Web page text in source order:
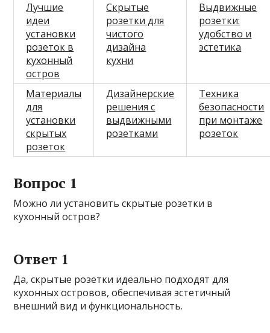
Лучшие
идеи
установки
розеток в
кухонный
остров
Скрытые
розетки для
чистого
дизайна
кухни
Выдвижные
розетки:
удобство и
эстетика
Материалы
для
установки
скрытых
розеток
Дизайнерские
решения с
выдвижными
розетками
Техника
безопасности
при монтаже
розеток
Вопрос 1
Можно ли установить скрытые розетки в
кухонный остров?
Ответ 1
Да, скрытые розетки идеально подходят для
кухонных островов, обеспечивая эстетичный
внешний вид и функциональность.